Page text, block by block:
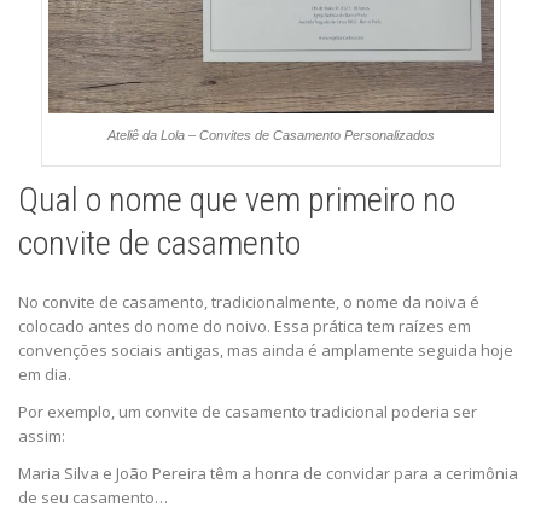
Ateliê da Lola – Convites de Casamento Personalizados
Qual o nome que vem primeiro no
convite de casamento
No convite de casamento, tradicionalmente, o nome da noiva é
colocado antes do nome do noivo. Essa prática tem raízes em
convenções sociais antigas, mas ainda é amplamente seguida hoje
em dia.
Por exemplo, um convite de casamento tradicional poderia ser
assim:
Maria Silva e João Pereira têm a honra de convidar para a cerimônia
de seu casamento…